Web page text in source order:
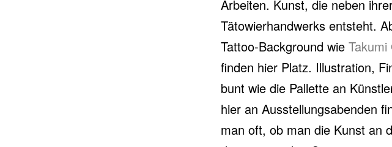
Arbeiten. Kunst, die neben
Tätowierhandwerks entsteht.
Tattoo-Background wie Takumi
finden hier Platz. Illustration,
bunt wie die Pallette an
hier an Ausstellungsabenden
man oft, ob man die Kunst an